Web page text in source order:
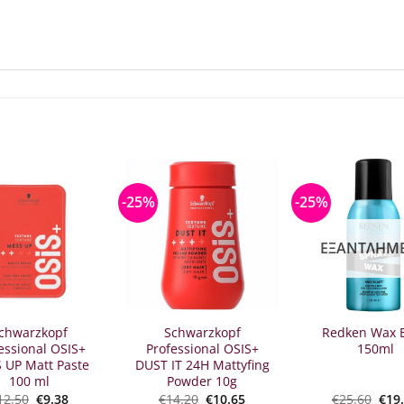
OSIS+
UP Matt Paste
100 ml
Original
€9.38Η
-25%
Schwarzkopf
Professional OSIS+
DUST IT 24H Mattyfing
Powder 10g
€14.20 Original
€10.65Η
-25%
Redken Wax
150ml
€25.60 €